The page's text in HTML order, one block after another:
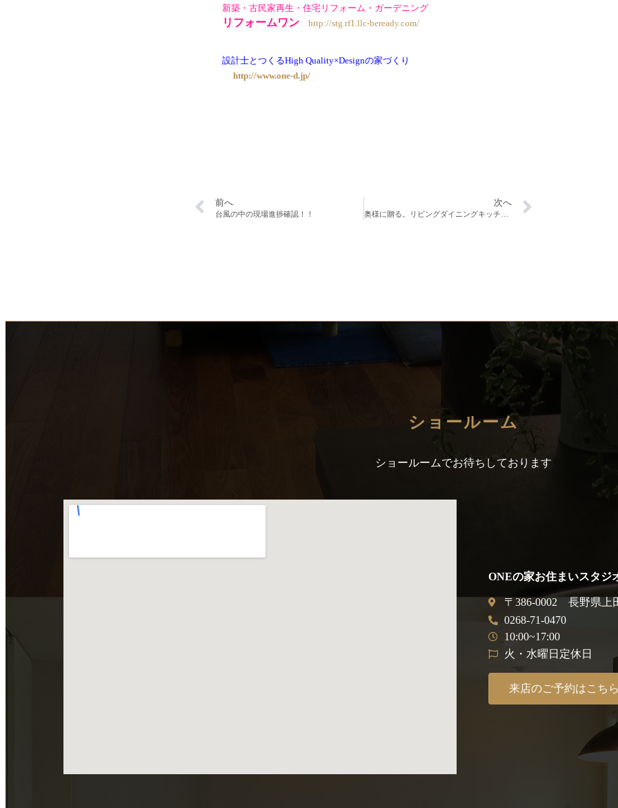
新築・古民家再生・住宅リフォーム・ガーデニング
リフォームワン http://stg.rf1.llc-beready.com/
設計士とつくるHigh Quality×Designの家づくり
http://www.one-d.jp/
前へ
台風の中の現場進捗確認！！
次へ
ショールーム
ショールームでお待ちしております
ONEの家お住まいスタジ
〒386-0002 長野県上
0268-71-0470
10:00~17:00
火・水曜日定休日
来店のご予約はこち